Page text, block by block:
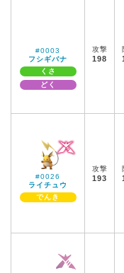
#0003
フシギバナ
くさ
どく
攻撃
198
#0026
ライチュウ
でんき
攻撃
193